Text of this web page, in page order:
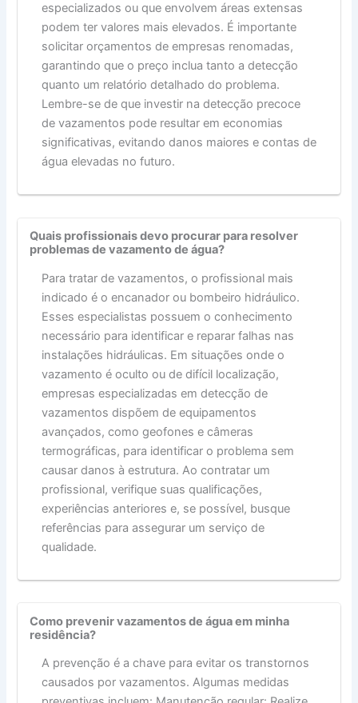
especializados ou que envolvem áreas extensas
podem ter valores mais elevados. É importante
solicitar orçamentos de empresas renomadas,
garantindo que o preço inclua tanto a detecção
quanto um relatório detalhado do problema.
Lembre-se de que investir na detecção precoce
de vazamentos pode resultar em economias
significativas, evitando danos maiores e contas de
água elevadas no futuro.
Quais profissionais devo procurar para resolver
problemas de vazamento de água?
Para tratar de vazamentos, o profissional mais
indicado é o encanador ou bombeiro hidráulico.
Esses especialistas possuem o conhecimento
necessário para identificar e reparar falhas nas
instalações hidráulicas. Em situações onde o
vazamento é oculto ou de difícil localização,
empresas especializadas em detecção de
vazamentos dispõem de equipamentos
avançados, como geofones e câmeras
termográficas, para identificar o problema sem
causar danos à estrutura. Ao contratar um
profissional, verifique suas qualificações,
experiências anteriores e, se possível, busque
referências para assegurar um serviço de
qualidade.
Como prevenir vazamentos de água em minha
residência?
A prevenção é a chave para evitar os transtornos
causados por vazamentos. Algumas medidas